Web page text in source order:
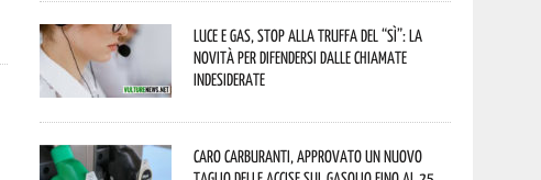
Luce e gas, stop alla truffa del “Sì”: la
novità per difendersi dalle chiamate
indesiderate
Caro carburanti, approvato un nuovo